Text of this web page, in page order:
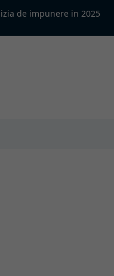
de impunere in 2025